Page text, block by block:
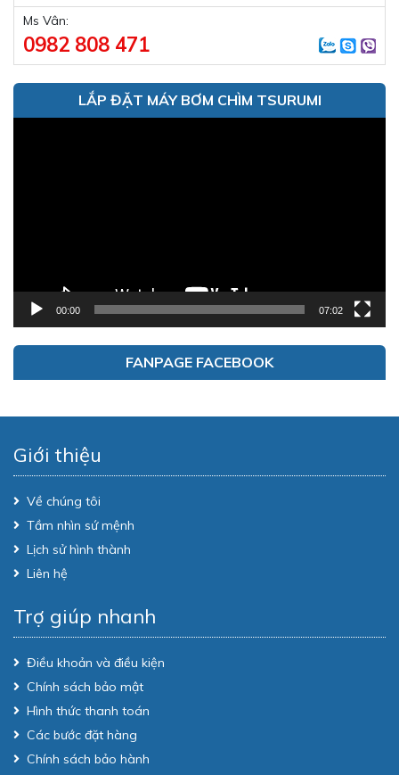
Ms Vân:
0982 808 471
LẮP ĐẶT MÁY BƠM CHÌM TSURUMI
00:00 07:02
FANPAGE FACEBOOK
Giới thiệu
Về chúng tôi
Tầm nhìn sứ mệnh
Lịch sử hình thành
Liên hệ
Trợ giúp nhanh
Điều khoản và điều kiện
Chính sách bảo mật
Hình thức thanh toán
Các bước đặt hàng
Chính sách bảo hành